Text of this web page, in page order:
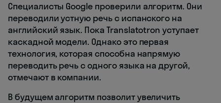
Специалисты Google проверили алгоритм. Они
переводили устную речь с испанского на
английский язык. Пока Translatotron уступает
каскадной модели. Однако это первая
технология, которая способна напрямую
переводить речь с одного языка на другой,
отмечают в компании.
В будущем алгоритм позволит увеличить